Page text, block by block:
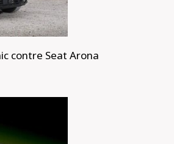
contre Seat Arona